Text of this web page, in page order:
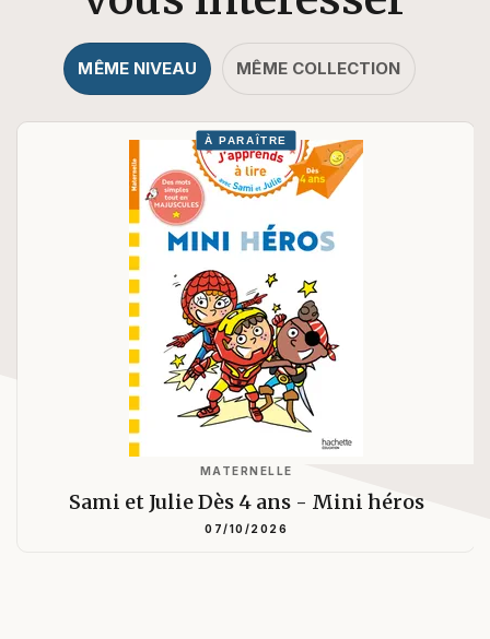
MÊME NIVEAU MÊME COLLECTION
À PARAÎTRE
MATERNELLE
Sami et Julie Dès 4 ans - Mini héros
07/10/2026